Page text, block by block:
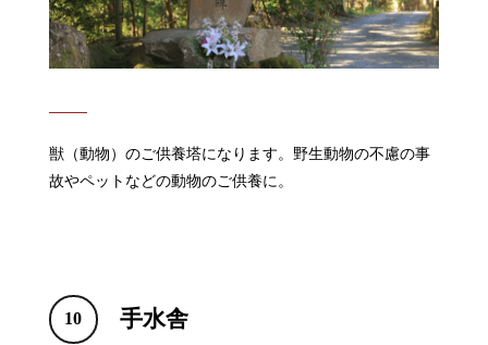
獣（動物）のご供養塔になります。野生動物の不慮の事
故やペットなどの動物のご供養に。
10 手水舎